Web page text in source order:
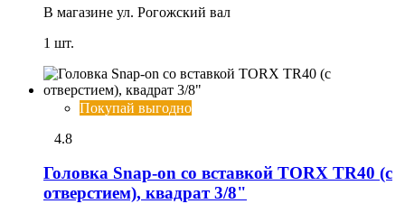
В магазине ул. Рогожский вал
1 шт.
Покупай выгодно
4.8
Головка Snap-on со вставкой TORX TR40 (с
отверстием), квадрат 3/8"